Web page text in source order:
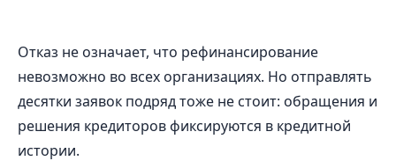
Отказ не означает, что рефинансирование
невозможно во всех организациях. Но отправлять
десятки заявок подряд тоже не стоит: обращения и
решения кредиторов фиксируются в кредитной
истории.